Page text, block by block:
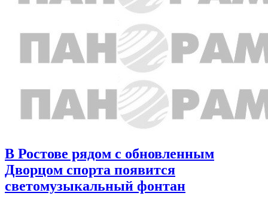
В Ростове рядом с обновленным
Дворцом спорта появится
светомузыкальный фонтан